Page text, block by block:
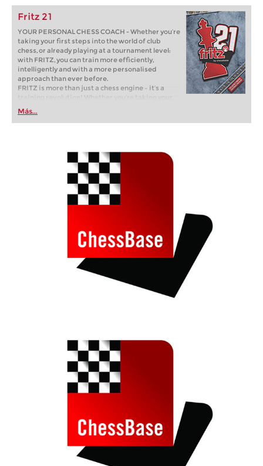
Fritz 21
YOUR PERSONAL CHESS COACH - Whether you’re
taking your first steps into the world of club
chess, or already playing at a tournament level:
with FRITZ, you can train more efficiently,
intelligently and with a more personalised
approach than ever before.
FRITZ is more than just a chess engine – it’s a
training revolution! Whether you’re taking your
first steps into the world of club chess, or already
playing at a tournament level: with FRITZ, you can
train more efficiently, intelligently and with a
Más...